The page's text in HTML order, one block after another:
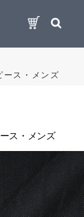
ス・メンズ
ス・メンズ